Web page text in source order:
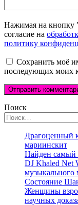
Нажимая на кнопку
согласие на
политику
Сохранить моё
последующих моих
Поиск
Search
for:
Драгоценный
мариинскит
Найден самый
DJ Khaled Net
музыкального
Состояние
Женщины
научных